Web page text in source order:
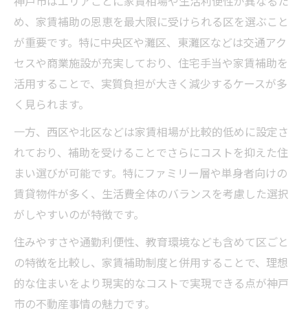
め、家賃補助の恩恵を最大限に受けられる区を選ぶこと
が重要です。特に中央区や灘区、東灘区などは交通アク
セスや商業施設が充実しており、住宅手当や家賃補助を
活用することで、実質負担が大きく減少するケースが多
く見られます。
一方、西区や北区などは家賃相場が比較的低めに設定さ
れており、補助を受けることでさらにコストを抑えた住
まい選びが可能です。特にファミリー層や単身者向けの
賃貸物件が多く、生活費全体のバランスを考慮した選択
がしやすいのが特徴です。
住みやすさや通勤利便性、教育環境なども含めて区ごと
の特徴を比較し、家賃補助制度と併用することで、理想
的な住まいをより現実的なコストで実現できる点が神戸
市の不動産事情の魅力です。